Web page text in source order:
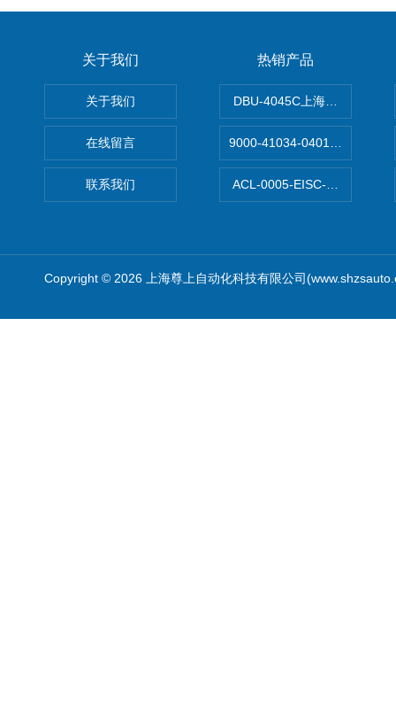
关于我们
关于我们
在线留言
联系我们
热销产品
DBU-4045C上海鹰峰制动单
9000-41034-0401000穆尔
ACL-0005-EISC-E2M8C上海
Copyright © 2026 上海尊上自动化科技有限公司